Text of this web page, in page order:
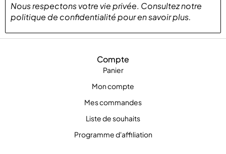
Compte
Panier
Mon compte
Mes commandes
Liste de souhaits
Programme d'affiliation
Nous respectons votre vie privée. Consultez notre
politique de confidentialitépouren savoir plus.